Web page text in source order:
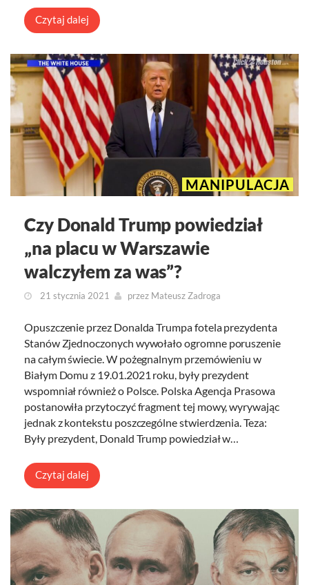
Czytaj dalej
MANIPULACJA
Czy Donald Trump powiedział
„na placu w Warszawie
walczyłem za was”?
21 stycznia 2021 przez Mateusz Zadroga
Opuszczenie przez Donalda Trumpa fotela prezydenta
Stanów Zjednoczonych wywołało ogromne poruszenie
na całym świecie. W pożegnalnym przemówieniu w
Białym Domu z 19.01.2021 roku, były prezydent
wspomniał również o Polsce. Polska Agencja Prasowa
postanowiła przytoczyć fragment tej mowy, wyrywając
jednak z kontekstu poszczególne stwierdzenia. Teza:
Były prezydent, Donald Trump powiedział w…
Czytaj dalej